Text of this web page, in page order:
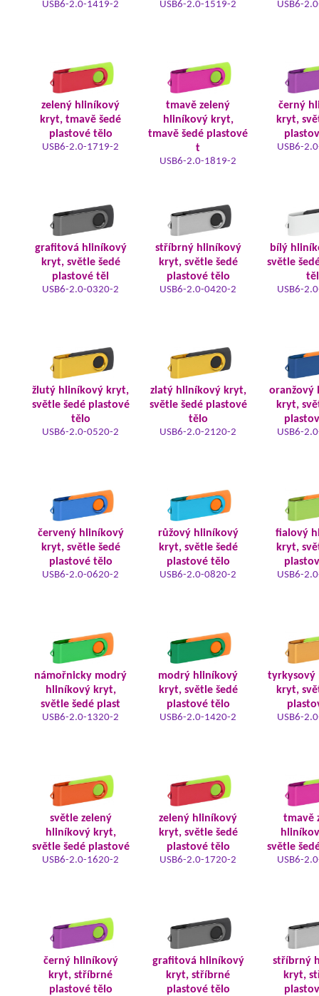
USB6-2.0-1419-2 USB6-2.0-1519-2 USB6-
zelený hliníkový
kryt, tmavě šedé
plastové tělo
USB6-2.0-1719-2
tmavě zelený
hliníkový kryt,
tmavě šedé plastové
t
USB6-2.0-1819-2
černý
kryt,
USB6-
grafitová hliníkový
kryt, světle šedé
plastové těl
USB6-2.0-0320-2
stříbrný hliníkový
kryt, světle šedé
plastové tělo
USB6-2.0-0420-2
bílý
světle
USB6-
žlutý hliníkový kryt,
světle šedé plastové
tělo
USB6-2.0-0520-2
zlatý hliníkový kryt,
světle šedé plastové
tělo
USB6-2.0-2120-2
oranžový
kryt,
USB6-
červený hliníkový
kryt, světle šedé
plastové tělo
USB6-2.0-0620-2
růžový hliníkový
kryt, světle šedé
plastové tělo
USB6-2.0-0820-2
fialový
kryt,
USB6-
námořnicky modrý
hliníkový kryt,
světle šedé plast
USB6-2.0-1320-2
modrý hliníkový
kryt, světle šedé
plastové tělo
USB6-2.0-1420-2
tyrkysový
kryt,
USB6-
světle zelený
hliníkový kryt,
světle šedé plastové
USB6-2.0-1620-2
zelený hliníkový
kryt, světle šedé
plastové tělo
USB6-2.0-1720-2
tmavě
světle
USB6-
černý hliníkový
kryt, stříbrné
plastové tělo
grafitová hliníkový
kryt, stříbrné
plastové tělo
stříbrný
kryt,